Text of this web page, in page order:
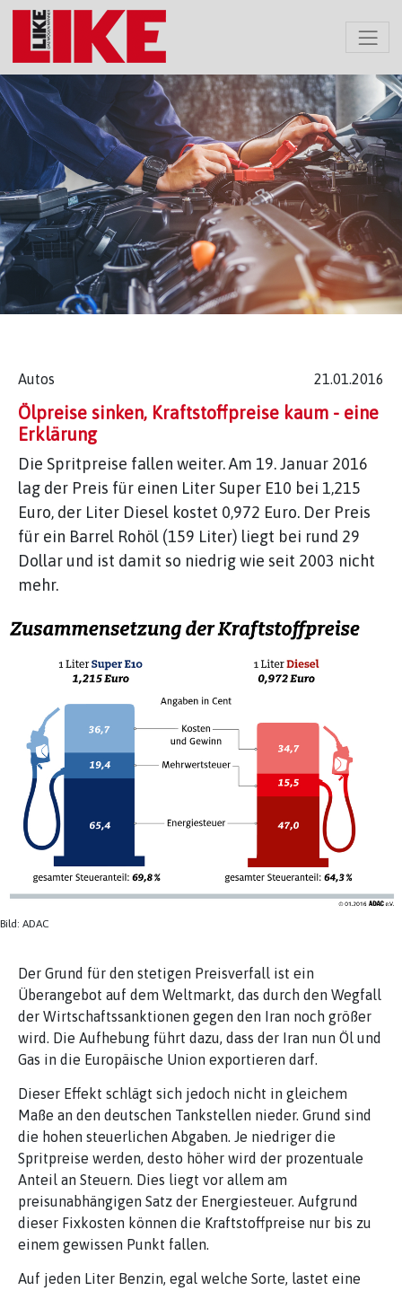
Autos 21.01.2016
Ölpreise sinken, Kraftstoffpreise kaum - eine
Erklärung
Die Spritpreise fallen weiter. Am 19. Januar 2016
lag der Preis für einen Liter Super E10 bei 1,215
Euro, der Liter Diesel kostet 0,972 Euro. Der Preis
für ein Barrel Rohöl (159 Liter) liegt bei rund 29
Dollar und ist damit so niedrig wie seit 2003 nicht
mehr.
Bild: ADAC
Der Grund für den stetigen Preisverfall ist ein
Überangebot auf dem Weltmarkt, das durch den Wegfall
der Wirtschaftssanktionen gegen den Iran noch größer
wird. Die Aufhebung führt dazu, dass der Iran nun Öl und
Gas in die Europäische Union exportieren darf.
Dieser Effekt schlägt sich jedoch nicht in gleichem
Maße an den deutschen Tankstellen nieder. Grund sind
die hohen steuerlichen Abgaben. Je niedriger die
Spritpreise werden, desto höher wird der prozentuale
Anteil an Steuern. Dies liegt vor allem am
preisunabhängigen Satz der Energiesteuer. Aufgrund
dieser Fixkosten können die Kraftstoffpreise nur bis zu
einem gewissen Punkt fallen.
Auf jeden Liter Benzin, egal welche Sorte, lastet eine